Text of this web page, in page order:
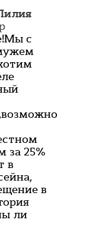
с
за 25%
в
в
ли